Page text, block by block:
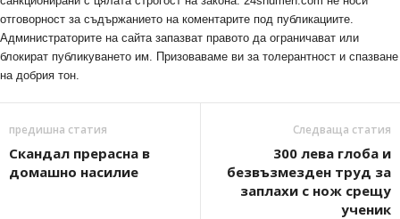
отговорност за съдържанието на коментарите под публикациите.
Администраторите на сайта запазват правото да ограничават или
блокират публикуването им. Призоваваме ви за толерантност и спазване
на добрия тон.
предишна статия
Скандал прерасна в
домашно насилие
Следваща статия
300 лева глоба и
безвъзмезден труд за
заплахи с нож срещу
ученик